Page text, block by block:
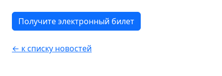
Получите электронный билет
← к списку новостей